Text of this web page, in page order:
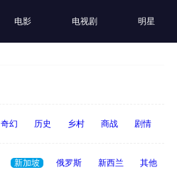
电影 电视剧 明星
奇幻 历史 乡村 商战 剧情
新加坡 俄罗斯 新西兰 其他